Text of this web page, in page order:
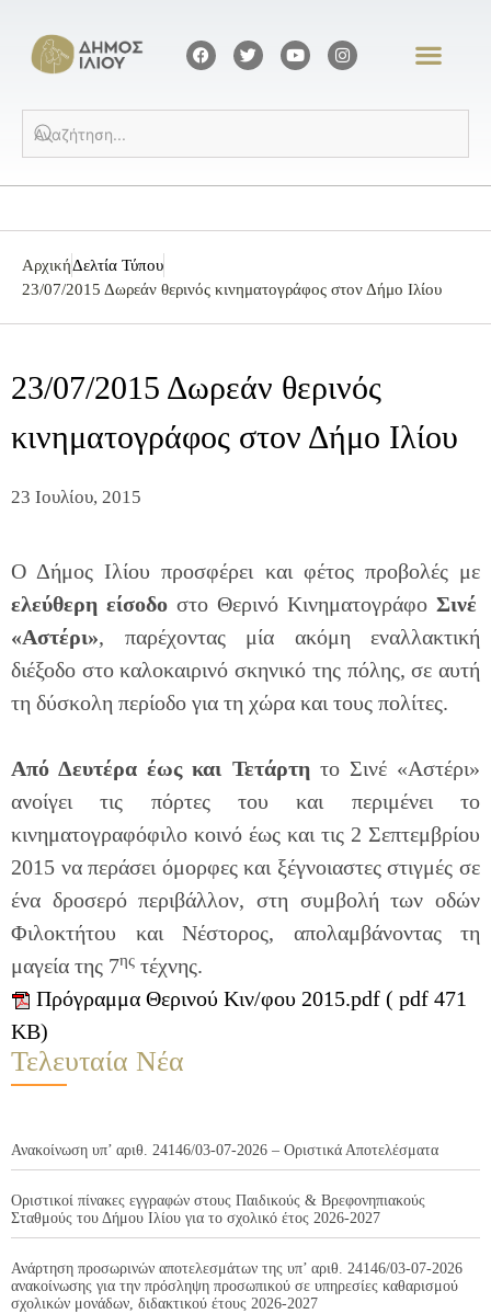
ΑρχικήΔελτία Τύπου
23/07/2015 Δωρεάν θερινός κινηματογράφος στον Δήμο Ιλίου
23/07/2015 Δωρεάν θερινός
κινηματογράφος στον Δήμο Ιλίου
23 Ιουλίου, 2015
Ο Δήμος Ιλίου προσφέρει και φέτος προβολές με
ελεύθερη είσοδο στο Θερινό Κινηματογράφο Σινέ
«Αστέρι», παρέχοντας μία ακόμη εναλλακτική
διέξοδο στο καλοκαιρινό σκηνικό της πόλης, σε αυτή
τη δύσκολη περίοδο για τη χώρα και τους πολίτες.
Από Δευτέρα έως και Τετάρτητο Σινέ «Αστέρι»
ανοίγει τις πόρτες του και περιμένει το
κινηματογραφόφιλο κοινό έως και τις 2 Σεπτεμβρίου
2015 να περάσει όμορφες και ξέγνοιαστες στιγμές σε
ένα δροσερό περιβάλλον, στη συμβολή των οδών
Φιλοκτήτου και Νέστορος, απολαμβάνοντας τη
μαγεία της 7ης τέχνης.
Πρόγραμμα Θερινού Κιν/φου 2015.pdf ( pdf 471
KB)
Τελευταία Νέα
Ανακοίνωση υπ’ αριθ. 24146/03-07-2026 – Οριστικά Αποτελέσματα
Οριστικοί πίνακες εγγραφών στους Παιδικούς & Βρεφονηπιακούς
Σταθμούς του Δήμου Ιλίου για το σχολικό έτος 2026-2027
Ανάρτηση προσωρινών αποτελεσμάτων της υπ’ αριθ. 24146/03-07-2026
ανακοίνωσης για την πρόσληψη προσωπικού σε υπηρεσίες καθαρισμού
σχολικών μονάδων, διδακτικού έτους 2026-2027